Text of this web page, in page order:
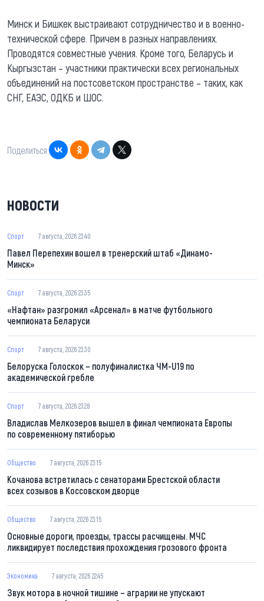
Минск и Бишкек выстраивают сотрудничество и в военно-
технической сфере. Причем в разных направлениях.
Проводятся совместные учения. Кроме того, Беларусь и
Кыргызстан – участники практически всех региональных
объединений на постсоветском пространстве – таких, как
СНГ, ЕАЭС, ОДКБ и ШОС.
Поделиться:
НОВОСТИ
Спорт 7 августа, 2026 23:40
Павел Перепехин вошел в тренерский штаб «Динамо-
Минск»
Спорт 7 августа, 2026 23:35
«Нафтан» разгромил «Арсенал» в матче футбольного
чемпионата Беларуси
Спорт 7 августа, 2026 23:30
Белоруска Голоскок – полуфиналистка ЧМ-U19 по
академической гребле
Спорт 7 августа, 2026 23:28
Владислав Мелкозеров вышел в финал чемпионата Европы
по современному пятиборью
Общество 7 августа, 2026 23:15
Кочанова встретилась с сенаторами Брестской области
всех созывов в Коссовском дворце
Общество 7 августа, 2026 23:15
Основные дороги, проезды, трассы расчищены. МЧС
ликвидирует последствия прохождения грозового фронта
Экономика 7 августа, 2026 22:45
Звук мотора в ночной тишине – аграрии не упускают